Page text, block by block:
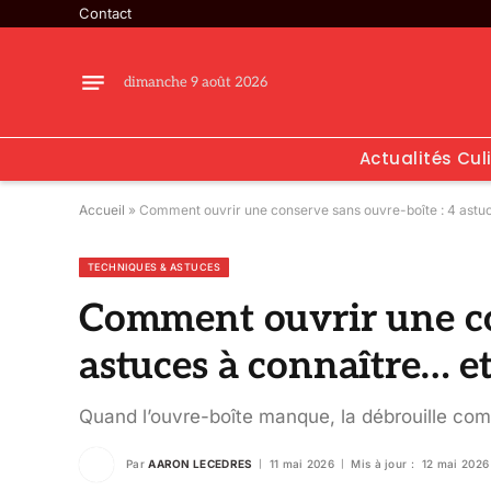
Contact
dimanche 9 août 2026
Actualités
Accueil » Comment ouvrir une conserve sans ouvre-boîte : 4
TECHNIQUES & ASTUCES
Comment ouvrir une
astuces à connaître…
Quand l’ouvre-boîte manque, la débrouille
Par AARON LECEDRES 11 mai 2026 Mis à jour : 12 mai 2026